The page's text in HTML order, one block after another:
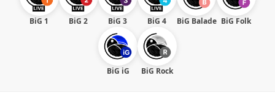
BiG 1 BiG 2 BiG 3 BiG 4 BiG Balade BiG Folk
BiG iG BiG Rock